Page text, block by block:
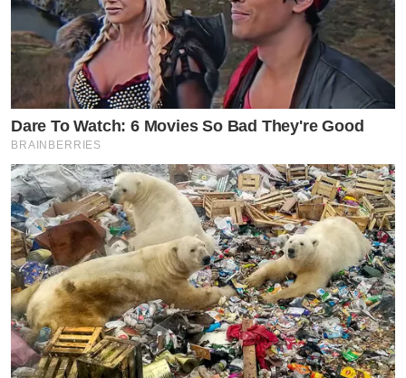
Dare To Watch: 6 Movies So Bad They're Good
BRAINBERRIES